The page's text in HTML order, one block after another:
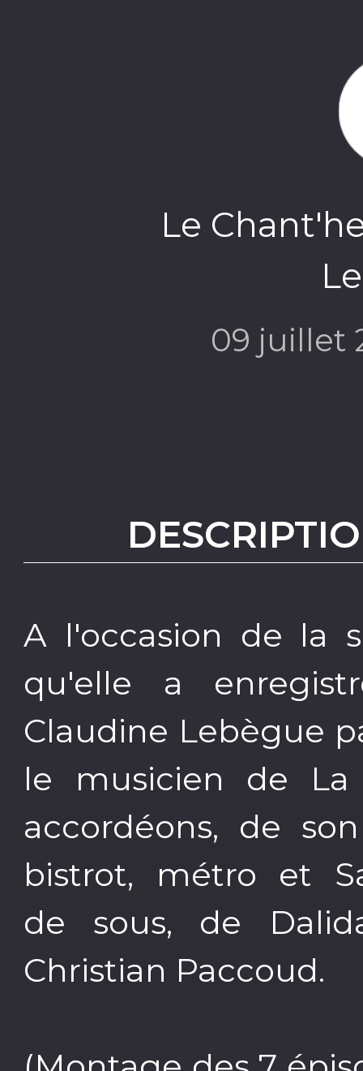
Le
09 juillet
A l'occasion de la
qu'elle a
Claudine Lebègue
le musicien de
accordéons, de
bistrot, métro et
de sous, de
Christian Paccoud.